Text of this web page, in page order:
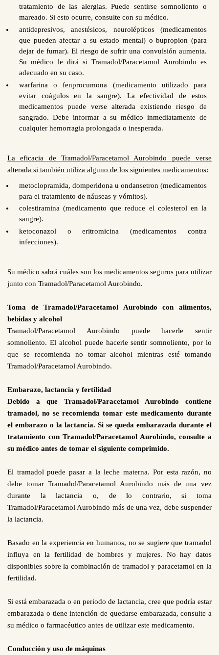
tratamiento de las alergias. Puede sentirse somnoliento o
mareado. Si esto ocurre, consulte con su médico.
antidepresivos, anestésicos, neurolépticos (medicamentos
que pueden afectar a su estado mental) o bupropion (para
dejar de fumar). El riesgo de sufrir una convulsión aumenta.
Su médico le dirá si Tramadol/Paracetamol Aurobindo es
adecuado en su caso.
warfarina o fenprocumona (medicamento utilizado para
evitar coágulos en la sangre). La efectividad de estos
medicamentos puede verse alterada existiendo riesgo de
sangrado. Debe informar a su médico inmediatamente de
cualquier hemorragia prolongada o inesperada.
La eficacia de Tramadol/Paracetamol Aurobindo puede verse
alterada si también utiliza alguno de los siguientes medicamentos:
metoclopramida, domperidona u ondansetron (medicamentos
para el tratamiento de náuseas y vómitos).
colestiramina (medicamento que reduce el colesterol en la
sangre).
ketoconazol o eritromicina (medicamentos contra
infecciones).
Su médico sabrá cuáles son los medicamentos seguros para utilizar
junto con Tramadol/Paracetamol Aurobindo.
Toma de Tramadol/Paracetamol Aurobindo con alimentos,
bebidas y alcohol
Tramadol/Paracetamol Aurobindo puede hacerle sentir
somnoliento. El alcohol puede hacerle sentir somnoliento, por lo
que se recomienda no tomar alcohol mientras esté tomando
Tramadol/Paracetamol Aurobindo.
Embarazo, lactancia y fertilidad
Debido a que Tramadol/Paracetamol Aurobindo contiene
tramadol, no se recomienda tomar este medicamento durante
el embarazo o la lactancia. Si se queda embarazada durante el
tratamiento con Tramadol/Paracetamol Aurobindo, consulte a
su médico antes de tomar el siguiente comprimido.
El tramadol puede pasar a la leche materna. Por esta razón, no
debe tomar Tramadol/Paracetamol Aurobindo más de una vez
durante la lactancia o, de lo contrario, si toma
Tramadol/Paracetamol Aurobindo más de una vez, debe suspender
la lactancia.
Basado en la experiencia en humanos, no se sugiere que tramadol
influya en la fertilidad de hombres y mujeres. No hay datos
disponibles sobre la combinación de tramadol y paracetamol en la
fertilidad.
Si está embarazada o en periodo de lactancia, cree que podría estar
embarazada o tiene intención de quedarse embarazada, consulte a
su médico o farmacéutico antes de utilizar este medicamento.
Conducción y uso de máquinas